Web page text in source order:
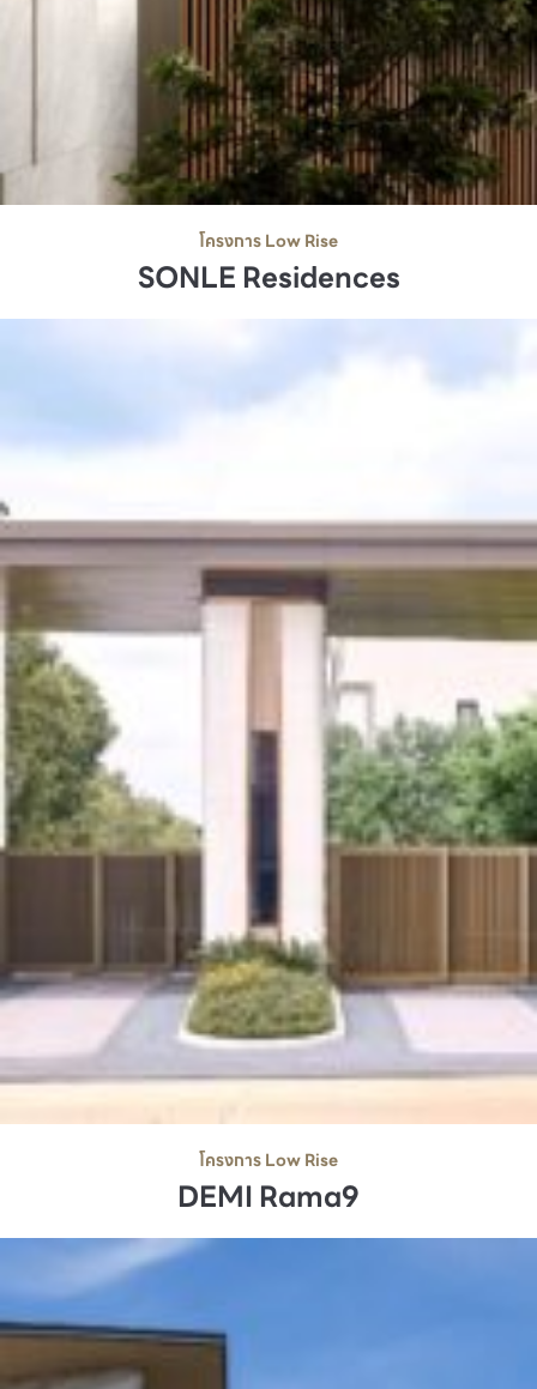
โครงการ Low Rise
SONLE Residences
โครงการ Low Rise
DEMI Rama9